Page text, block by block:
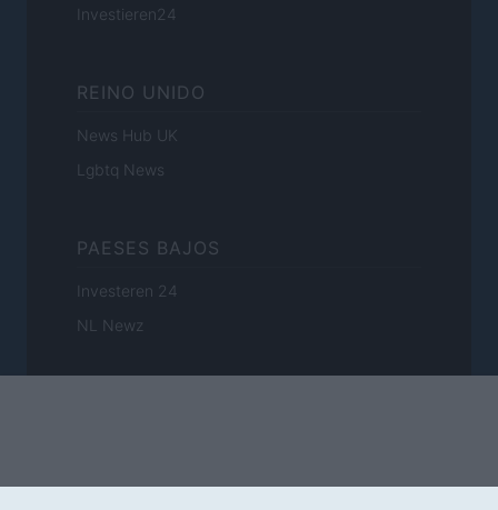
Investieren24
REINO UNIDO
News Hub UK
Lgbtq News
PAESES BAJOS
Investeren 24
NL Newz